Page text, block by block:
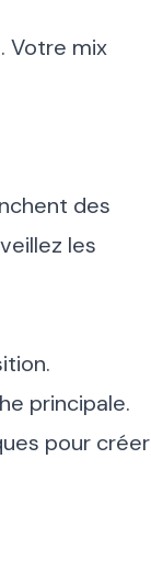
Votre mix
des
les
principale.
pour créer